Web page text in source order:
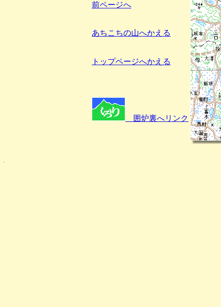
前ページへ
あちこちの山へかえる
トップページへかえる
囲炉裏へリンク